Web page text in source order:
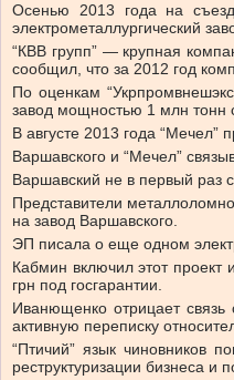
Осенью 2013 года на
электрометаллургический
“КВВ групп” — крупная
сообщил, что за 2012 год
По оценкам
завод мощностью 1 млн тонн
В августе 2013 года
Варшавского и “Мечел”
Варшавский не в первый раз
Представители
на завод Варшавского.
ЭП писала о еще одном
Кабмин включил этот
грн под госгарантии.
Иванющенко отрицает связь
активную переписку
“Птичий” язык чиновников
реструктуризации бизнеса и